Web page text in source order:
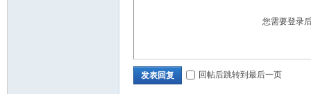
您需要登录
发表回复 回帖后跳转到最后一页